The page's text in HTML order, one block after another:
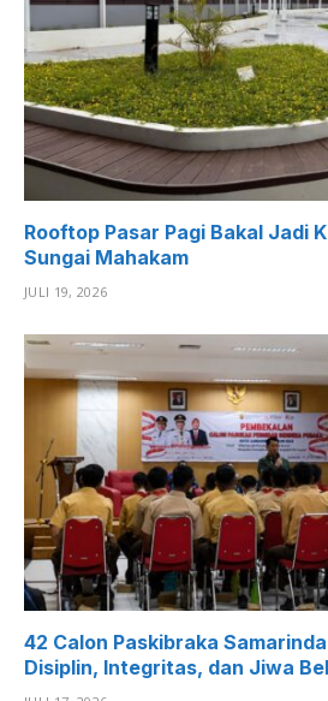
Rooftop Pasar Pagi Bakal Jadi
Sungai Mahakam
JULI 19, 2026
42 Calon Paskibraka
Disiplin, Integritas, dan Jiwa